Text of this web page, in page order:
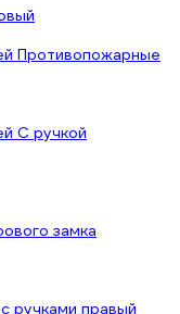
Противопожарные
С ручкой
замка
ручками правый